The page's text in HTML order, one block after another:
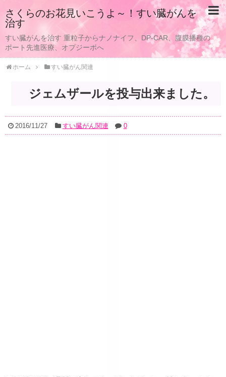
さくらのお花見いこうよ～！すい臓がんを
治す
すい臓がんを治す 重粒子からナノナイフ、DP-CAR、腹膜播種の
ポート先進医療、オプジーボへ
ホーム すい臓がん関連
ジェムザールを投与出来ました。
2016/11/27 すい臓がん関連 0